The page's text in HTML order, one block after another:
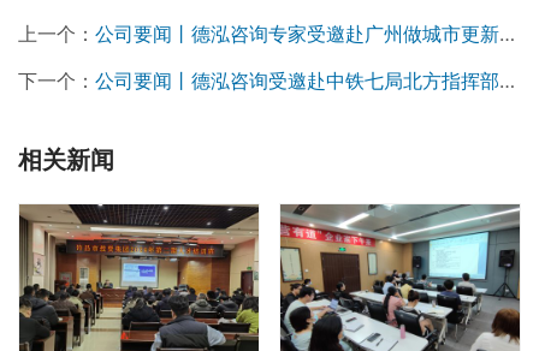
上一个： 公司要闻丨德泓咨询专家受邀赴广州做城市更新领域专题培训
下一个： 公司要闻丨德泓咨询受邀赴中铁七局北方指挥部做城市更新专题培训
相关新闻